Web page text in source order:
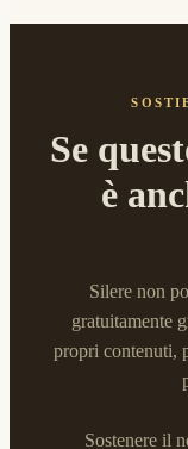
Se
è
Silere non
gratuitamente
propri contenuti,
Sostenere il